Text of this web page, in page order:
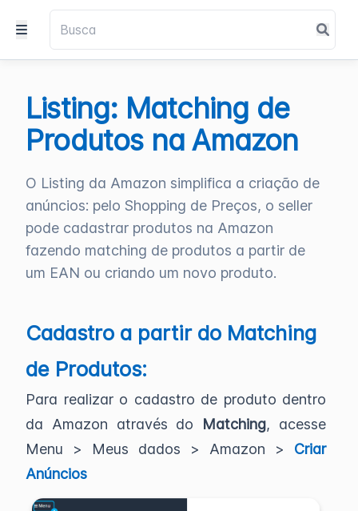
Listing: Matching de
Produtos na Amazon
O Listing da Amazon simplifica a criação de
anúncios: pelo Shopping de Preços, o seller
pode cadastrar produtos na Amazon
fazendo matching de produtos a partir de
um EAN ou criando um novo produto.
Cadastro a partir do Matching
de Produtos:
Para realizar o cadastro de produto dentro
da Amazon através do Matching, acesse
Menu > Meus dados > Amazon > Criar
Anúncios